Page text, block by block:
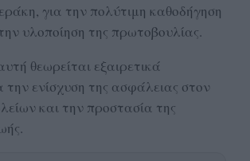
για την πολύτιμη καθοδήγηση
υλοποίηση της πρωτοβουλίας.
θεωρείται εξαιρετικά
την ενίσχυση της ασφάλειας στον
και την προστασία της